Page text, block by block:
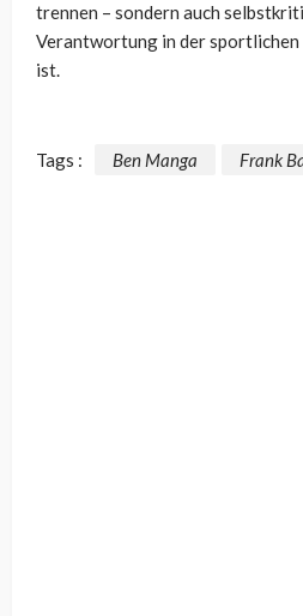
trennen – sondern auch
Verantwortung in der
ist.
Tags : Ben Manga Frank